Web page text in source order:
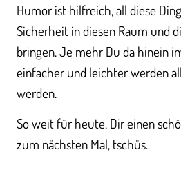
Humor ist hilfreich, all diese
Sicherheit in diesen Raum und
bringen. Je mehr Du da hinein
einfacher und leichter werden
werden.
So weit für heute, Dir einen
zum nächsten Mal, tschüs.